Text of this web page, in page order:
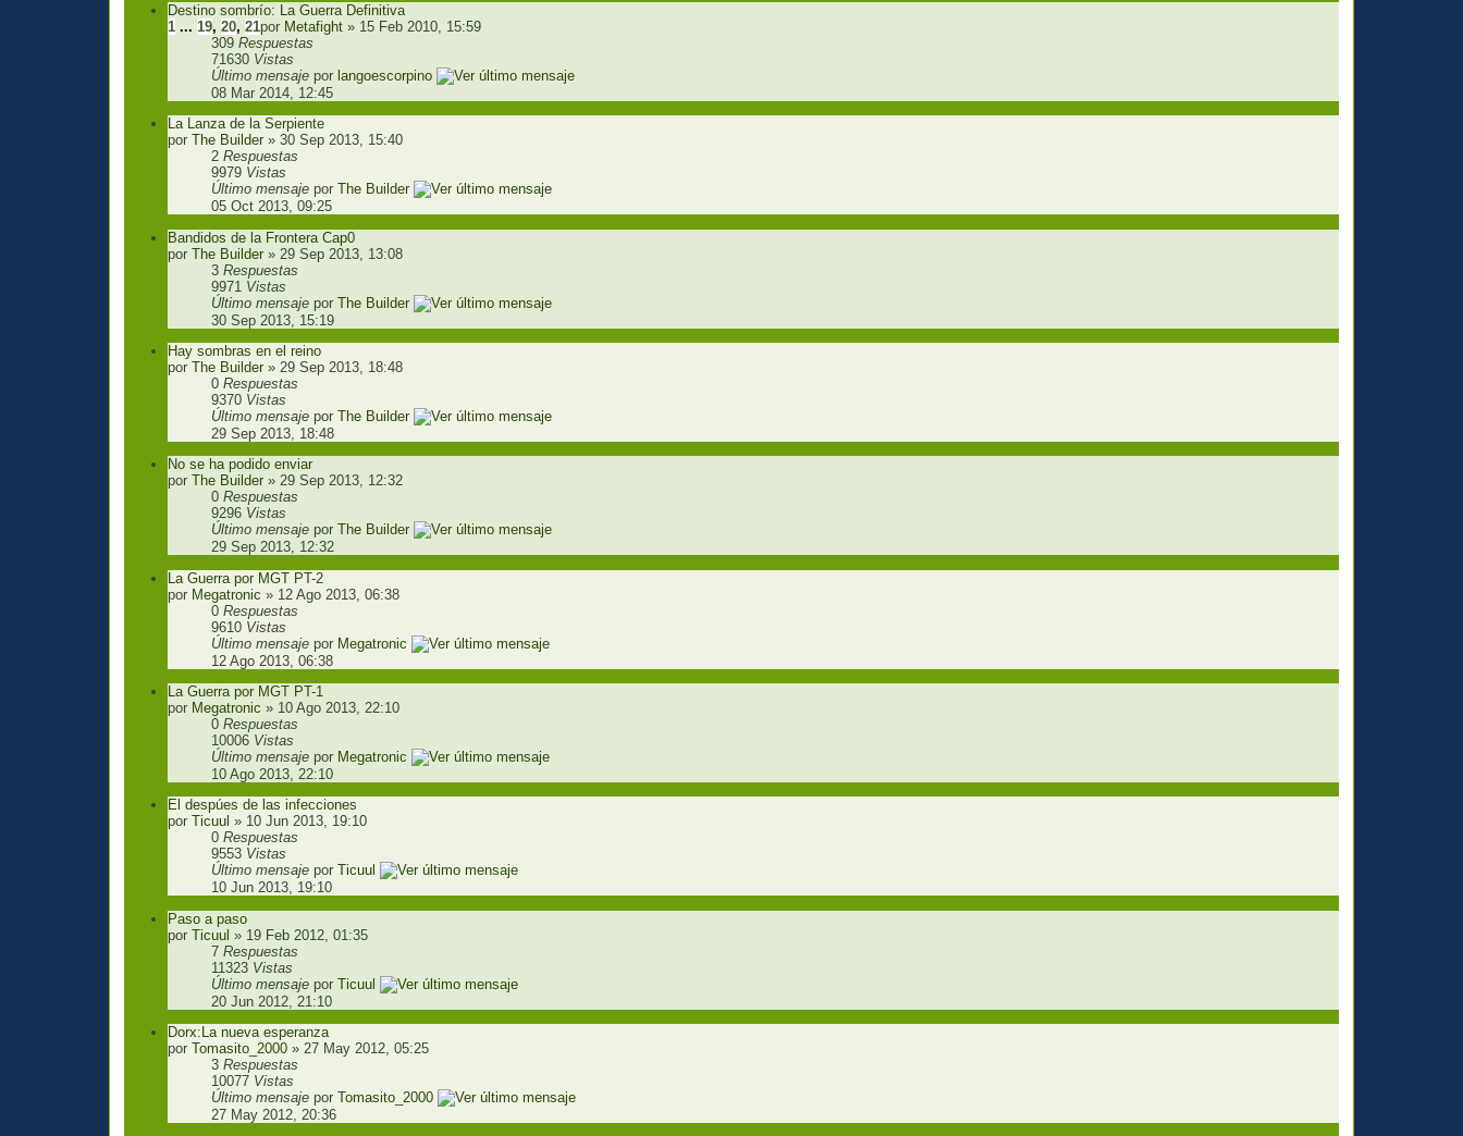
Destino sombrío: La Guerra Definitiva
1 ... 19,20,21por Metafight » 15 Feb 2010, 15:59
309Respuestas
71630 Vistas
Último mensajepor langoescorpino
08 Mar 2014, 12:45
La Lanza de la Serpiente
porThe Builder» 30 Sep 2013, 15:40
2Respuestas
9979 Vistas
Último mensajeporThe Builder
05 Oct 2013, 09:25
Bandidos de la Frontera Cap0
porThe Builder » 29 Sep 2013, 13:08
3Respuestas
9971 Vistas
Último mensajeporThe Builder
30 Sep 2013, 15:19
Hay sombras en el reino
porThe Builder» 29 Sep 2013, 18:48
0Respuestas
9370 Vistas
Último mensajeporThe Builder
29 Sep 2013, 18:48
No se ha podido enviar
porThe Builder » 29 Sep 2013, 12:32
0Respuestas
9296 Vistas
Último mensajeporThe Builder
29 Sep 2013, 12:32
La Guerra por MGT PT-2
por Megatronic » 12 Ago 2013, 06:38
0Respuestas
9610 Vistas
Último mensajepor Megatronic
12 Ago 2013, 06:38
La Guerra por MGT PT-1
por Megatronic » 10 Ago 2013, 22:10
0Respuestas
10006 Vistas
Último mensajepor Megatronic
10 Ago 2013, 22:10
El despúes de las infecciones
porTicuul » 10 Jun 2013, 19:10
0Respuestas
9553 Vistas
Último mensajeporTicuul
10 Jun 2013, 19:10
Paso a paso
porTicuul » 19 Feb 2012, 01:35
7Respuestas
11323 Vistas
Último mensajeporTicuul
20 Jun 2012, 21:10
Dorx:La nueva esperanza
porTomasito_2000 » 27 May 2012, 05:25
3Respuestas
10077 Vistas
Último mensajeporTomasito_2000
27 May 2012, 20:36